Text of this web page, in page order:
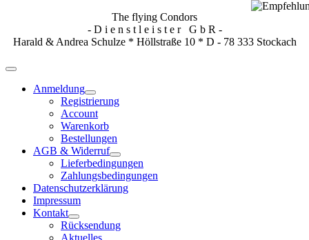
The flying Condors
- D i e n s t l e i s t e r G b R -
Harald & Andrea Schulze * Höllstraße 10 * D - 78 333 Stockach
Anmeldung
Registrierung
Account
Warenkorb
Bestellungen
AGB & Widerruf
Lieferbedingungen
Zahlungsbedingungen
Datenschutzerklärung
Impressum
Kontakt
Rücksendung
Aktuelles